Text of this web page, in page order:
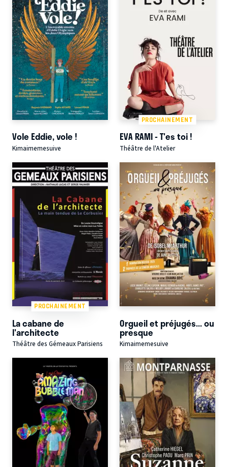
Vole Eddie, vole !
Kimaimemesuive
PROCHAINEMENT
EVA RAMI - T'es toi !
Théâtre de l'Atelier
PROCHAINEMENT
La cabane de
l'architecte
Théâtre des Gémeaux Parisiens
Orgueil et préjugés... ou
presque
Kimaimemesuive